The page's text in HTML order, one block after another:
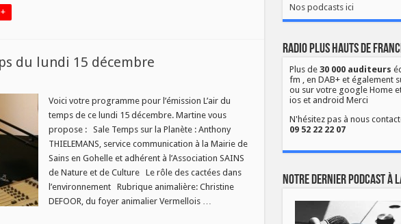
du lundi 15 décembre
Voici votre programme pour l’émission L’air du
temps de ce lundi 15 décembre. Martine vous
propose : Sale Temps sur la Planète : Anthony
THIELEMANS, service communication à la Mairie de
Sains en Gohelle et adhérent à l’Association SAINS
de Nature et de Culture Le rôle des cactées dans
l’environnement Rubrique animalière: Christine
DEFOOR, du foyer animalier Vermellois …
Nos podcasts ici
Radio Plus Hauts de
Plus de 30 000 auditeurs
fm , en DAB+ et également
ou sur votre google Home
ios et android Merci
N'hésitez pas à nous
09 52 22 22 07
Notre dernier podcast à